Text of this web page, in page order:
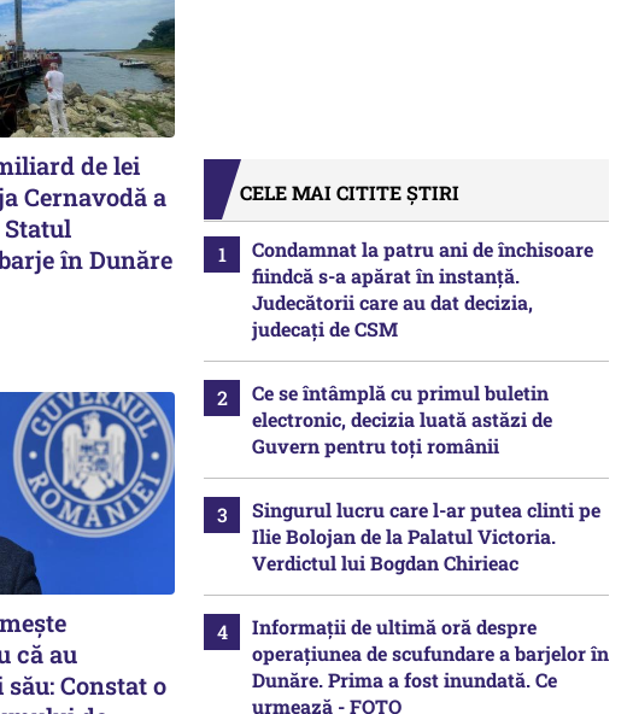
de lei
Cernavodă a
în Dunăre
că au
Constat o
CELE MAI CITITE ȘTIRI
Condamnat la patru ani de închisoare
fiindcă s-a apărat în instanță.
Judecătorii care au dat decizia,
judecați de CSM
Ce se întâmplă cu primul buletin
electronic, decizia luată astăzi de
Guvern pentru toți românii
Singurul lucru care l-ar putea clinti pe
Ilie Bolojan de la Palatul Victoria.
Verdictul lui Bogdan Chirieac
Informații de ultimă oră despre
operațiunea de scufundare a barjelor în
Dunăre. Prima a fost inundată. Ce
urmează - FOTO